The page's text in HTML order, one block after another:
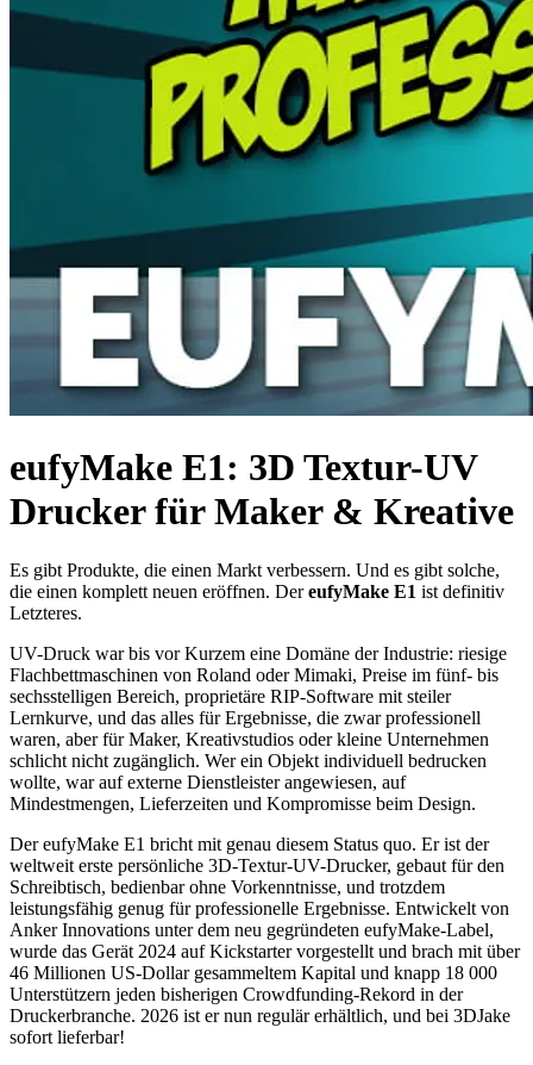
eufyMake E1: 3D Textur-UV
Drucker für Maker & Kreative
Es gibt Produkte, die einen Markt verbessern. Und es gibt solche,
die einen komplett neuen eröffnen. DereufyMake E1 ist definitiv
Letzteres.
UV-Druck war bis vor Kurzem eine Domäne der Industrie: riesige
Flachbettmaschinen von Roland oder Mimaki, Preise im fünf- bis
sechsstelligen Bereich, proprietäre RIP-Software mit steiler
Lernkurve, und das alles für Ergebnisse, die zwar professionell
waren, aber für Maker, Kreativstudios oder kleine Unternehmen
schlicht nicht zugänglich. Wer ein Objekt individuell bedrucken
wollte, war auf externe Dienstleister angewiesen, auf
Mindestmengen, Lieferzeiten und Kompromisse beim Design.
Der eufyMake E1 bricht mit genau diesem Status quo. Er ist der
weltweit erste persönliche 3D-Textur-UV-Drucker, gebaut für den
Schreibtisch, bedienbar ohne Vorkenntnisse, und trotzdem
leistungsfähig genug für professionelle Ergebnisse. Entwickelt von
Anker Innovations unter dem neu gegründeten eufyMake-Label,
wurde das Gerät 2024 auf Kickstarter vorgestellt und brach mit über
46 Millionen US-Dollar gesammeltem Kapital und knapp 18 000
Unterstützern jeden bisherigen Crowdfunding-Rekord in der
Druckerbranche. 2026 ist er nun regulär erhältlich, und bei 3DJake
sofort lieferbar!